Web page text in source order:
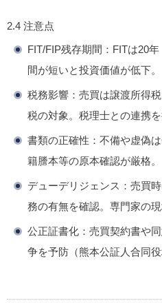
2.4 注意点
FIT/FIP残存期間 ：FITは20
間が短いと投資価値が低下。
税務影響 ：売買は譲渡所得
税の対象。税理士との連携を
書類の正確性 ：不備や虚偽
籍謄本等の原本確認が厳格。
デューデリジェンス ：売買
務の有無を確認。専門家の現
公正証書化 ：売買契約書や
争を予防（熊本公証人合同役